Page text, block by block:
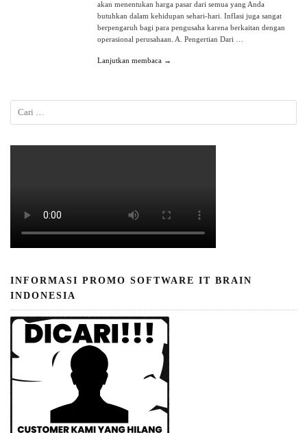
akan menentukan harga pasar dari semua yang Anda
butuhkan dalam kehidupan sehari-hari. Inflasi juga sangat
berpengaruh bagi para pengusaha karena berkaitan dengan
operasional perusahaan. A. Pengertian Dari …
Lanjutkan membaca →
INFORMASI PROMO SOFTWARE IT BRAIN
INDONESIA